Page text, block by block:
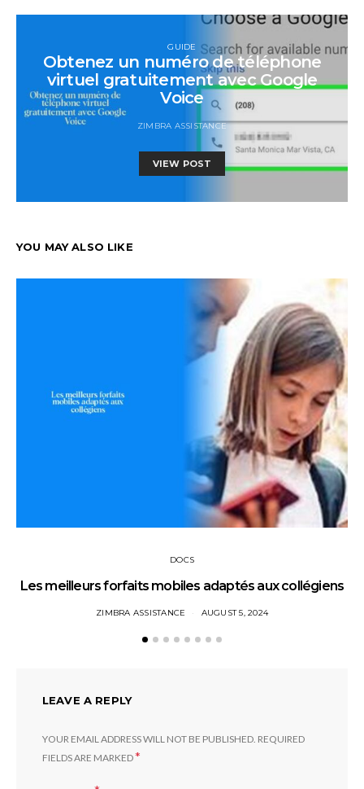
GUIDE
Obtenez un numéro de téléphone
virtuel gratuitement avec Google
Voice
ZIMBRA ASSISTANCE
VIEW POST
YOU MAY ALSO LIKE
DOCS
Les meilleurs forfaits mobiles adaptés aux collégiens
ZIMBRA ASSISTANCE AUGUST 5, 2024
LEAVE A REPLY
YOUR EMAIL ADDRESS WILL NOT BE PUBLISHED. REQUIRED
FIELDS ARE MARKED*